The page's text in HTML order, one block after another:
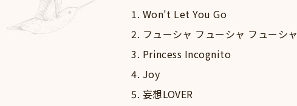
1. Won't Let You Go
2. フューシャ フューシャ フューシャ
3. Princess Incognito
4. Joy
5. 妄想LOVER